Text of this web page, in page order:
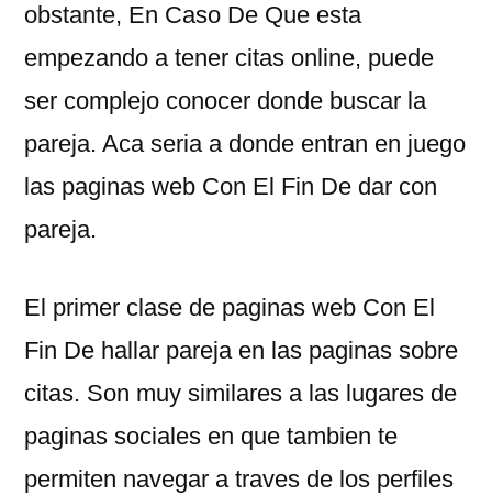
obstante, En Caso De Que esta
empezando a tener citas online, puede
ser complejo conocer donde buscar la
pareja. Aca seri­a a donde entran en juego
las paginas web Con El Fin De dar con
pareja.
El primer clase de paginas web Con El
Fin De hallar pareja en las paginas sobre
citas. Son muy similares a las lugares de
paginas sociales en que tambien te
permiten navegar a traves de los perfiles